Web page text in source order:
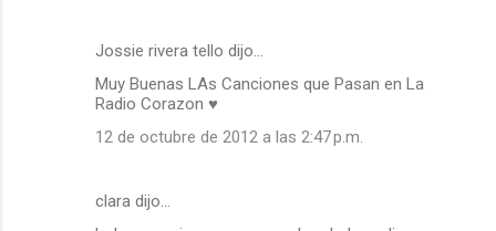
Jossie rivera tello dijo…
Muy Buenas LAs Canciones que Pasan en La
Radio Corazon ♥
12 de octubre de 2012 a las 2:47 p.m.
clara dijo…